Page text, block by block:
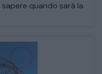
quando sarà la